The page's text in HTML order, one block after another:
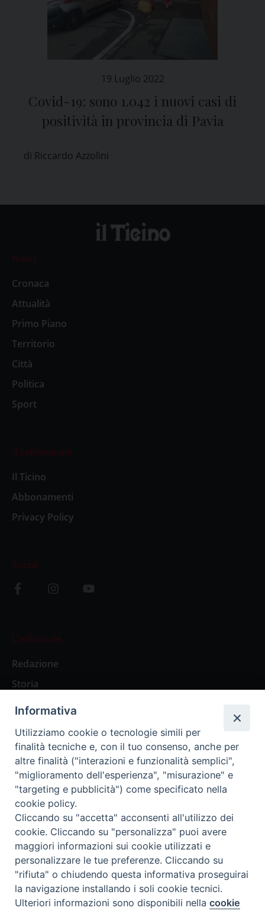
19 Luglio 2022
Covid-19: sono 1.042 i nuovi casi di
positività in provincia di Pavia
di Riccardo Azzolini
News
Cronaca
Attualità
Primo Piano
Territorio
Città
Politica
Sport
Il settimanale
Il Ticino
Abbonamenti
Privacy Policy
Social
L’editoriale
Redazione
Storia
Abbonamenti
Abbonamento Annuale Digitale
Abbonamento Annuale Cartaceo
Abbonamento Singola Copia Digitale
Redazione: Pavia, Piazza Duomo 11 - tel. 0382.24736 -
amministrazione@ilticino.it - repossi@ilticino.it - P.
IVA: 00213430184
Preferenze Cookie
Informativa
Utilizziamo cookie o tecnologie simili per
finalità tecniche e, con il tuo consenso, anche per
altre finalità ("interazioni e funzionalità semplici",
"miglioramento dell'esperienza", "misurazione" e
"targeting e pubblicità") come specificato nella
cookie policy.
Cliccando su "accetta" acconsenti all'utilizzo dei
cookie. Cliccando su "personalizza" puoi avere
maggiori informazioni sui cookie utilizzati e
personalizzare le tue preferenze. Cliccando su
"rifiuta" o chiudendo questa informativa proseguirai
la navigazione installando i soli cookie tecnici.
Ulteriori informazioni sono disponibili nellacookie